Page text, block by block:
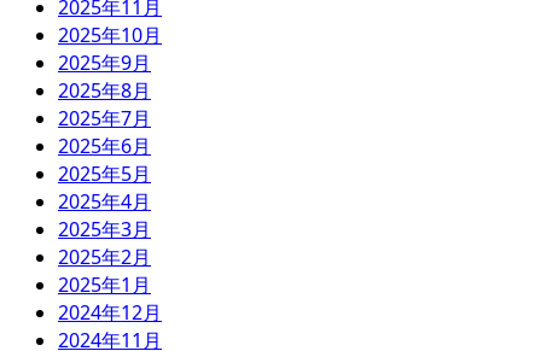
2025年11月
2025年10月
2025年9月
2025年8月
2025年7月
2025年6月
2025年5月
2025年4月
2025年3月
2025年2月
2025年1月
2024年12月
2024年11月